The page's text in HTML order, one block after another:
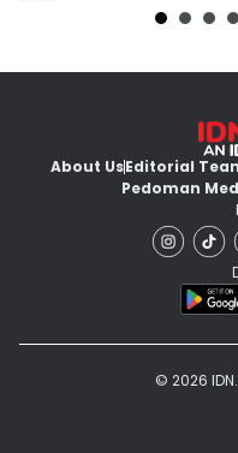
About UsEditorial
Pedoman
© 2026